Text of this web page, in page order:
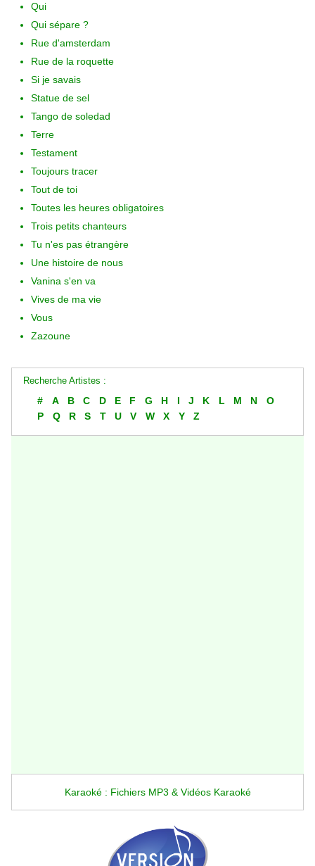
Qui
Qui sépare ?
Rue d'amsterdam
Rue de la roquette
Si je savais
Statue de sel
Tango de soledad
Terre
Testament
Toujours tracer
Tout de toi
Toutes les heures obligatoires
Trois petits chanteurs
Tu n'es pas étrangère
Une histoire de nous
Vanina s'en va
Vives de ma vie
Vous
Zazoune
Recherche Artistes :
# A B C D E F G H I J K L M N
O
P
Q R S T U V W X Y Z
Karaoké : Fichiers MP3 & Vidéos Karaoké